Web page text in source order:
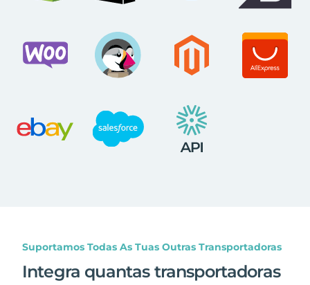
Suportamos Todas As Tuas Outras Transportadoras
Integra quantas transportadoras